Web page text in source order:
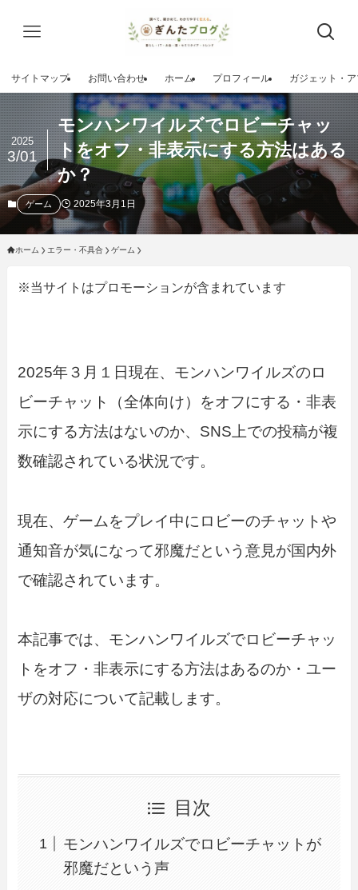
サイトマップ お問い合わせ ホーム プロフィール ガジェット・
モンハンワイルズでロビーチャッ
トをオフ・非表示にする方法はある
か？
2025
3/01
ゲーム 2025年3月1日
ホーム エラー・不具合 ゲーム
※当サイトはプロモーションが含まれています
2025年３月１日現在、モンハンワイルズのロ
ビーチャット（全体向け）をオフにする・非表
示にする方法はないのか、SNS上での投稿が複
数確認されている状況です。
現在、ゲームをプレイ中にロビーのチャットや
通知音が気になって邪魔だという意見が国内外
で確認されています。
本記事では、モンハンワイルズでロビーチャッ
トをオフ・非表示にする方法はあるのか・ユー
ザの対応について記載します。
目次
モンハンワイルズでロビーチャットが
邪魔だという声